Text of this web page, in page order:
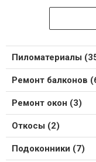
Пиломатериалы
Ремонт балконов
Ремонт окон (3)
Откосы (2)
Подоконники (7)